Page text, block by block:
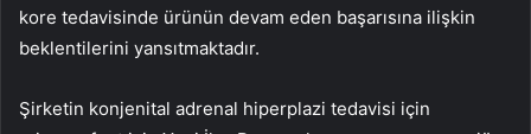
kore tedavisinde ürünün devam eden başarısına ilişkin
beklentilerini yansıtmaktadır.
Şirketin konjenital adrenal hiperplazi tedavisi için